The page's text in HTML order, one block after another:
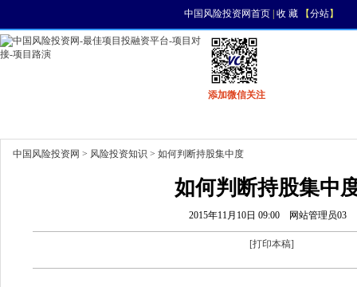
中国风险投资网首页| 收 藏【分站】
添加微信关注
中国风险投资网 > 风险投资知识 > 如何判断持股集中度
如何判断持股集中
2015年11月10日 09:00 网站管理员03
[打印本稿]